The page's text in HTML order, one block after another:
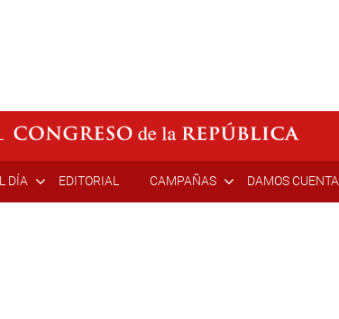
DÍA EDITORIAL CAMPAÑAS DAMOS CUENTA